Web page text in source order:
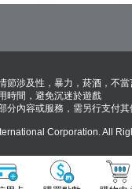
，主辦單位保留以上活
定修改、取消、暫停或
節涉及性，暴力，菸酒，不當
時間，避免沉迷於遊戲
分內容或服務，需另行支付其
Corporation. All